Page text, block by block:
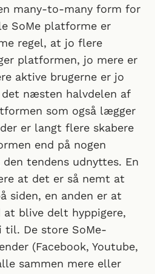
many-to-many form for
SoMe platforme er
regel, at jo flere
platformen, jo mere er
aktive brugerne er jo
det næsten halvdelen af
som også lægger
er langt flere skabere
end på nogen
tendens udnyttes. En
at det er så nemt at
siden, en anden er at
blive delt hyppigere,
til. De store SoMe-
(Facebook, Youtube,
sammen mere eller